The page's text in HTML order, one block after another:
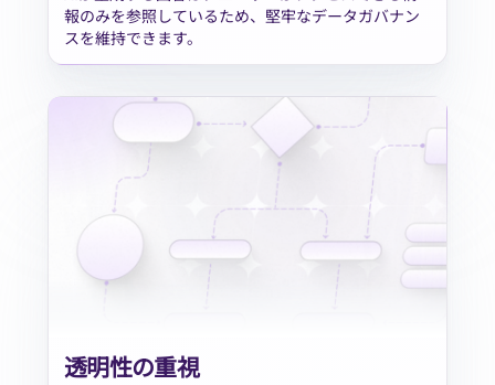
報のみを参照しているため、堅牢なデータガバナン
スを維持できます。
透明性の重視